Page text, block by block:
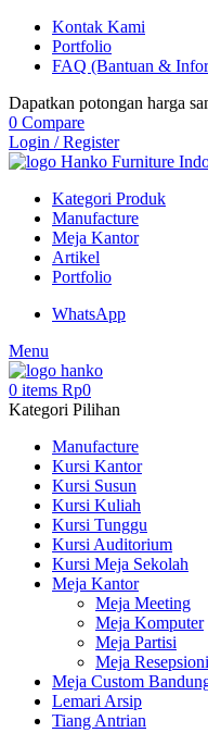
Kontak Kami
Portfolio
FAQ (Bantuan &
Dapatkan potongan harga
0 Compare
Login / Register
Kategori Produk
Manufacture
Meja Kantor
Artikel
Portfolio
WhatsApp
Menu
0 items Rp0
Kategori Pilihan
Manufacture
Kursi Kantor
Kursi Susun
Kursi Kuliah
Kursi Tunggu
Kursi Auditorium
Kursi Meja Sekolah
Meja Kantor
Meja Meeting
Meja Komputer
Meja Partisi
Meja
Meja Custom
Lemari Arsip
Tiang Antrian